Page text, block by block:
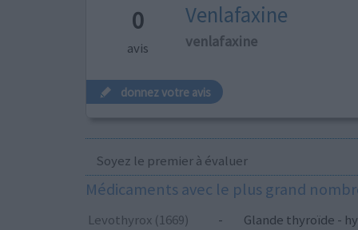
0
avis
Venlafaxine
venlafaxine
donnez votre avis
Soyez le premier à évaluer
Médicaments avec le plus grand
Levothyrox (1669) -
Glande thyroïde -